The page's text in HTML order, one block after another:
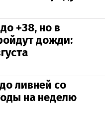
+38, но в
дожди:
ливней со
на неделю